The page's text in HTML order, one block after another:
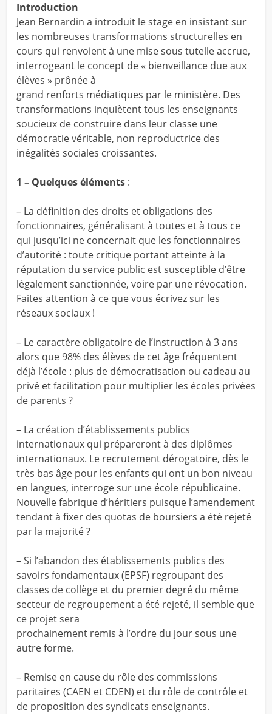
Introduction
Jean Bernardin a introduit le stage en insistant sur
les nombreuses transformations structurelles en
cours qui renvoient à une mise sous tutelle accrue,
interrogeant le concept de « bienveillance due aux
élèves » prônée à
grand renforts médiatiques par le ministère. Des
transformations inquiètent tous les enseignants
soucieux de construire dans leur classe une
démocratie véritable, non reproductrice des
inégalités sociales croissantes.
1 – Quelques éléments:
– La définition des droits et obligations des
fonctionnaires, généralisant à toutes et à tous ce
qui jusqu’ici ne concernait que les fonctionnaires
d’autorité : toute critique portant atteinte à la
réputation du service public est susceptible d’être
légalement sanctionnée, voire par une révocation.
Faites attention à ce que vous écrivez sur les
réseaux sociaux !
– Le caractère obligatoire de l’instruction à 3 ans
alors que 98% des élèves de cet âge fréquentent
déjà l’école : plus de démocratisation ou cadeau au
privé et facilitation pour multiplier les écoles privées
de parents ?
– La création d’établissements publics
internationaux qui prépareront à des diplômes
internationaux. Le recrutement dérogatoire, dès le
très bas âge pour les enfants qui ont un bon niveau
en langues, interroge sur une école républicaine.
Nouvelle fabrique d’héritiers puisque l’amendement
tendant à fixer des quotas de boursiers a été rejeté
par la majorité ?
– Si l’abandon des établissements publics des
savoirs fondamentaux (EPSF) regroupant des
classes de collège et du premier degré du même
secteur de regroupement a été rejeté, il semble que
ce projet sera
prochainement remis à l’ordre du jour sous une
autre forme.
– Remise en cause du rôle des commissions
paritaires (CAEN et CDEN) et du rôle de contrôle et
de proposition des syndicats enseignants.